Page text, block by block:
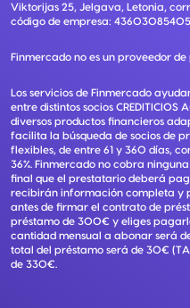
Viktorijas 25, Jelgava, Letonia,
código de empresa: 43603085405
Finmercado no es un proveedor
Los servicios de Finmercado
entre distintos socios CREDITICIOS
diversos productos financieros
facilita la búsqueda de socios de
flexibles, de entre 61 y 360 días,
36%. Finmercado no cobra
final que el prestatario deberá
recibirán información completa y
antes de firmar el contrato de
préstamo de 300€ y eliges
cantidad mensual a abonar será
total del préstamo será de 30€
de 330€.